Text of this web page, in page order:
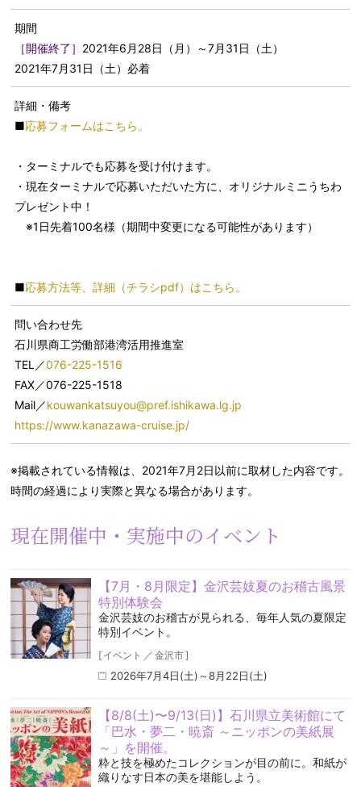
期間
［開催終了］ 2021年6月28日（月）～7月31日（土）
2021年7月31日（土）必着
詳細・備考
■応募フォームはこちら。
・ターミナルでも応募を受け付けます。
・現在ターミナルで応募いただいた方に、オリジナルミニうちわ
プレゼント中！
※1日先着100名様（期間中変更になる可能性があります）
■応募方法等、詳細（チラシpdf）はこちら。
問い合わせ先
石川県商工労働部港湾活用推進室
TEL／076-225-1516
FAX／076-225-1518
Mail／kouwankatsuyou@pref.ishikawa.lg.jp
https://www.kanazawa-cruise.jp/
※掲載されている情報は、2021年7月2日以前に取材した内容です。
時間の経過により実際と異なる場合があります。
現在開催中・実施中のイベント
【7月・8月限定】金沢芸妓夏のお稽古風景
特別体験会
金沢芸妓のお稽古が見られる、毎年人気の夏限定
特別イベント。
[ イベント ／ 金沢市]
2026年7月4日(土)～8月22日(土)
【8/8(土)〜9/13(日)】石川県立美術館にて
「巴水・夢二・暁斎 ～ニッポンの美紙展
～」を開催。
粋と技を極めたコレクションが目の前に。和紙が
織りなす日本の美を堪能しよう。